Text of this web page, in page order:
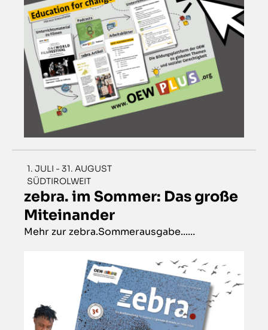
1. JULI - 31. AUGUST
SÜDTIROLWEIT
zebra. im Sommer: Das große
Miteinander
Mehr zur zebra.Sommerausgabe......